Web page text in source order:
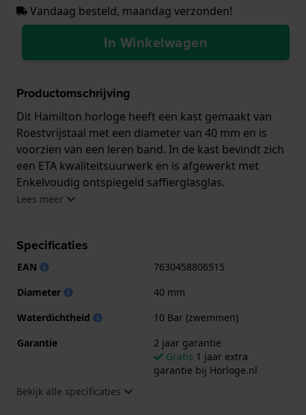
Vandaag besteld, maandag verzonden!
In Winkelwagen
Productomschrijving
Dit Hamilton horloge heeft een kast gemaakt van
Roestvrijstaal met een diameter van 40 mm en is
voorzien van een leren band. In de kast bevindt zich
een ETA kwaliteitsuurwerk en is afgewerkt met
Enkelvoudig ontspiegeld saffierglasglas.
horloge geleverd met 2 jaar garantie.
Lees meer
Specificaties
EAN
7630458806515
Diameter
40 mm
Waterdichtheid
10 Bar (zwemmen)
Garantie
2 jaar garantie
Gratis 1 jaar extra
garantie bij Horloge.nl
Bekijk alle specificaties